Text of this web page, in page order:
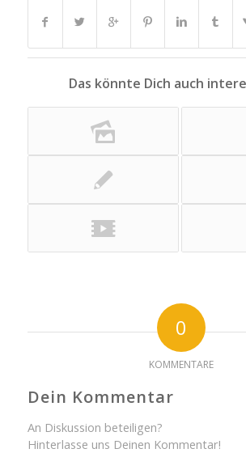
Das könnte Dich auch
0
KOMMENTARE
Dein Kommentar
An Diskussion beteiligen?
Hinterlasse uns Deinen Kommentar!